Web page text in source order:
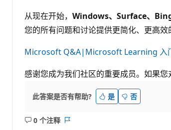
从现在开始， Windows、Surface、
您的所有问题和讨论提供更简化、更高效
Microsoft Q&A|Microsoft Learning 入
感谢您成为我们社区的重要成员。如果您
此答案是否有帮助? 是 否
0 个注释
无